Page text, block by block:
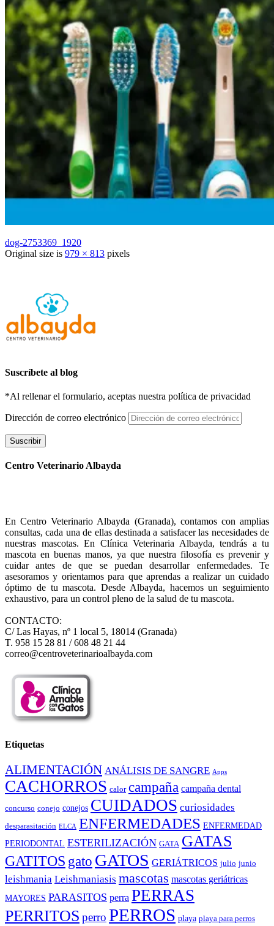
dog-2753369_1920
Original size is 979 × 813 pixels
Suscríbete al blog
*Al rellenar el formulario, aceptas nuestra política de privacidad
Dirección de correo electrónico
Suscribir
Centro Veterinario Albayda
En Centro Veterinario Albayda (Granada), contamos con amplias
consultas, cada una de ellas destinada a satisfacer las necesidades de
nuestras mascotas. En Clínica Veterinaria Albayda, tendrás a tu
mascota en buenas manos, ya que nuestra filosofía es prevenir y
cuidar antes de que se puedan desarrollar enfermedades. Te
asesoramos y orientamos para que aprendas a realizar un cuidado
óptimo de tu mascota. Desde Albayda, hacemos un seguimiento
exhaustivo, para un control pleno de la salud de tu mascota.
CONTACTO:
C/ Las Hayas, nº 1 local 5, 18014 (Granada)
T. 958 15 28 81 / 608 48 21 44
correo@centroveterinarioalbayda.com
Etiquetas
ALIMENTACIÓN ANÁLISIS DE SANGRE Apps
CACHORROS calor campaña campaña dental
concurso conejo conejos CUIDADOS curiosidades
desparasitación ELCA ENFERMEDADES ENFERMEDAD
PERIODONTAL ESTERILIZACIÓN GATA GATAS
GATITOS gato GATOS GERIÁTRICOS julio junio
leishmania Leishmaniasis mascotas mascotas geriátricas
MAYORES PARASITOS perra PERRAS
PERRITOS perro PERROS playa playa para perros